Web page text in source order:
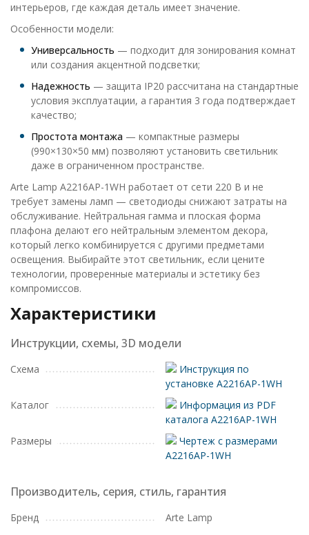
интерьеров, где каждая деталь имеет значение.
Особенности модели:
Универсальность — подходит для зонирования комнат
или создания акцентной подсветки;
Надежность — защита IP20 рассчитана на стандартные
условия эксплуатации, а гарантия 3 года подтверждает
качество;
Простота монтажа — компактные размеры
(990×130×50 мм) позволяют установить светильник
даже в ограниченном пространстве.
Arte Lamp A2216AP-1WH работает от сети 220 В и не
требует замены ламп — светодиоды снижают затраты на
обслуживание. Нейтральная гамма и плоская форма
плафона делают его нейтральным элементом декора,
который легко комбинируется с другими предметами
освещения. Выбирайте этот светильник, если цените
технологии, проверенные материалы и эстетику без
компромиссов.
Характеристики
Инструкции, схемы, 3D модели
Схема
Инструкция по
установке A2216AP-1WH
Каталог
Информация из PDF
каталога A2216AP-1WH
Размеры
Чертеж с размерами
A2216AP-1WH
Производитель, серия, стиль, гарантия
Бренд
Arte Lamp